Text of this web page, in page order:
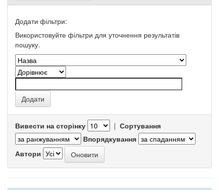
Додати фільтри:
Використовуйте фільтри для уточнення результатів
пошуку.
Вивести на сторінку | Сортування
Впорядкування
Автори